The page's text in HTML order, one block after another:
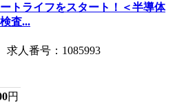
トライフをスタート！＜半導体
査...
人番号：1085993
円